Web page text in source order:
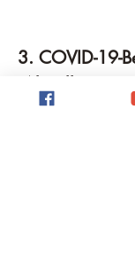
3. COVID-19-
(Aktueller